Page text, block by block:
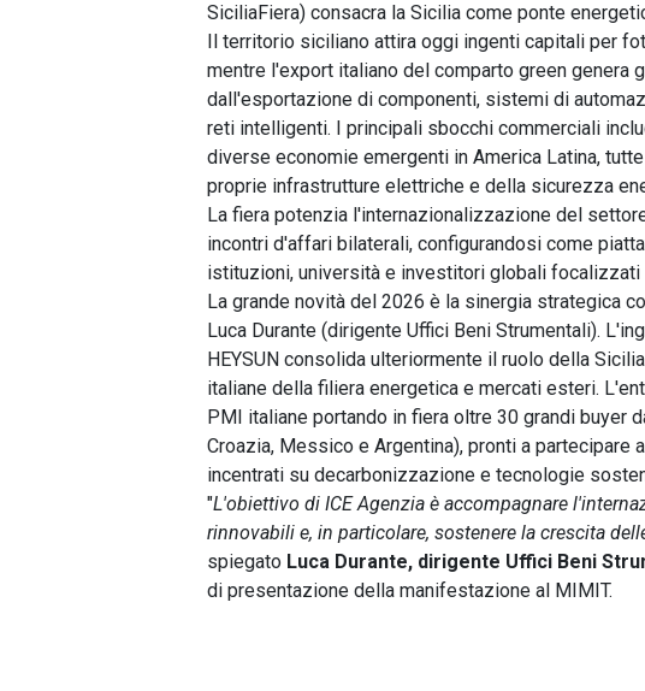
SiciliaFiera) consacra la Sicilia come ponte
Il territorio siciliano attira oggi ingenti capitali per
mentre l'export italiano del comparto green genera
dall'esportazione di componenti, sistemi di
reti intelligenti. I principali sbocchi commerciali
diverse economie emergenti in America Latina,
proprie infrastrutture elettriche e della sicurezza
La fiera potenzia l'internazionalizzazione del
incontri d'affari bilaterali, configurandosi come
istituzioni, università e investitori globali focalizzati
La grande novità del 2026 è la sinergia strategica
Luca Durante (dirigente Uffici Beni Strumentali).
HEYSUN consolida ulteriormente il ruolo della
italiane della filiera energetica e mercati esteri.
PMI italiane portando in fiera oltre 30 grandi buyer
Croazia, Messico e Argentina), pronti a partecipare
incentrati su decarbonizzazione e tecnologie
"L'obiettivo di ICE Agenzia è accompagnare
rinnovabili e, in particolare, sostenere la crescita
spiegato Luca Durante, dirigente Uffici Beni
di presentazione della manifestazione al MIMIT.